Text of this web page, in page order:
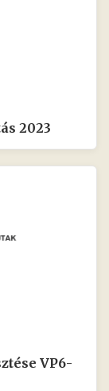
2023
VP6-